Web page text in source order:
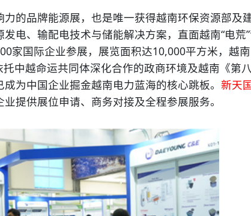
的品牌能源展，也是唯一获得越南环保资源部及
电、输配电技术与储能解决方案，直面越南“电荒
家国际企业参展，展览面积达10,000平方米，越
中越命运共同体深化合作的政商环境及越南《第
为中国企业掘金越南电力蓝海的核心跳板。 新天
业提供展位申请、商务对接及全程参展服务。